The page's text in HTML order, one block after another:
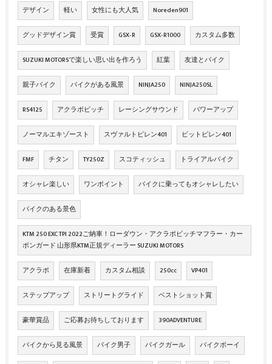
デザイン 軽い 女性にも大人気 Noreden901
グッドデザイン賞 受賞 GSX‐R GSX‐R1000 カスタム多数
SUZUKI MOTORSで楽しい思い出を作ろう 紅葉 友達とバイク
親子バイク バイクがある風景 NINJA250 NINJA250SL
RS4125 アクラボビッチ レーシングサウンド パワーアップ
ノーマルエキゾースト スヴァルトピレン401 ビットピレン401
FMF チタン TY250Z スコティッシュ トライアルバイク
オシャレ楽しい ワンポイント バイクに乗ってもオシャレしたい
バイクのある景色
KTM 250 EXC TPI 2022ご納車！ローダウン・アクラポビッチマフラー・カー
ボンガード 山形県KTM正規ディーラー SUZUKI MOTORS
アクラポ 在庫新着 カスタム相談 250cc VP401
ステップアップ ストリートグライド ベストショット賞
豪華賞品 ご応募お待ちしております 390ADVENTURE
バイクから見る風景 バイク男子 バイクガール バイクボーイ